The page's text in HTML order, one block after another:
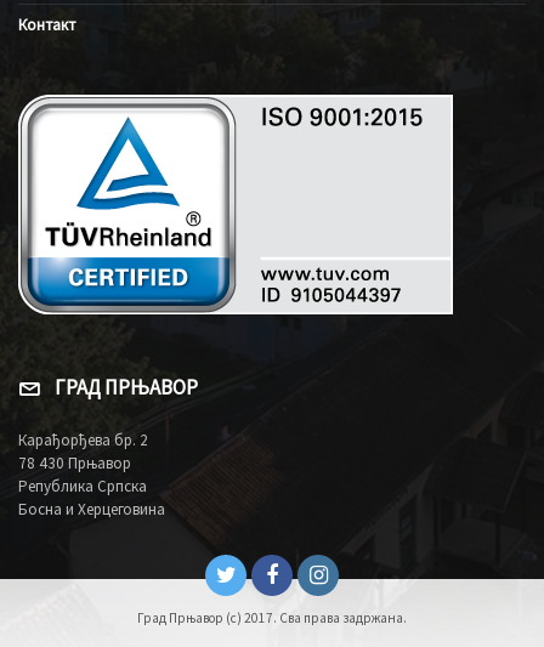
Контакт
ГРАД ПРЊАВОР
Карађорђева бр. 2
78 430 Прњавор
Република Српска
Босна и Херцеговина
Град Прњавор (c) 2017. Сва права задржана.